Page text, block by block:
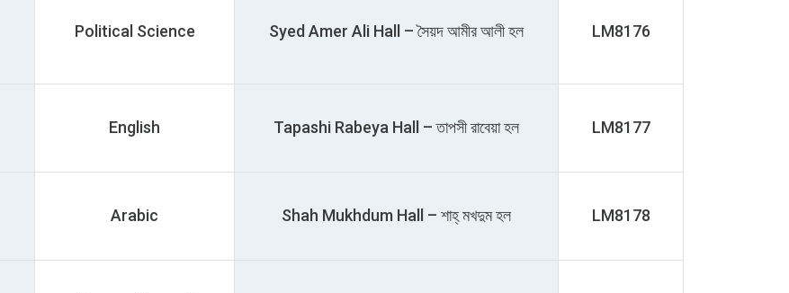
Political Science Syed Amer Ali Hall – সৈয়দ আমীর আলী হল LM8176
English Tapashi Rabeya Hall – তাপসী রাবেয়া হল LM8177
Arabic Shah Mukhdum Hall – শাহ্‌ মখদুম হল LM8178